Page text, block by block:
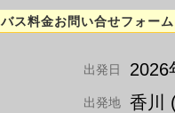
バス料金お問い合せフォーム
出発日 2026
出発地 香川